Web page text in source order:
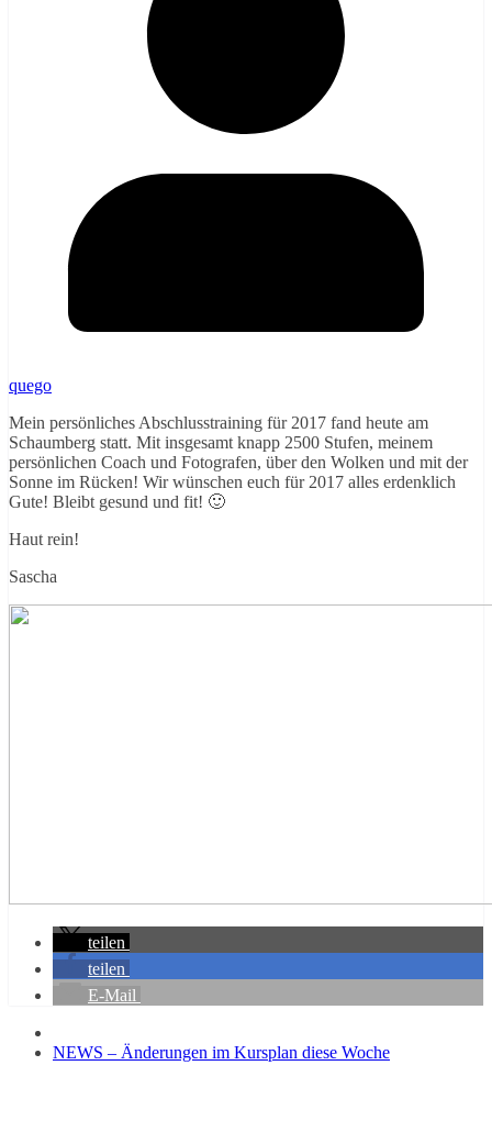
quego
Mein persönliches Abschlusstraining für 2017 fand heute am
Schaumberg statt. Mit insgesamt knapp 2500 Stufen, meinem
persönlichen Coach und Fotografen, über den Wolken und mit der
Sonne im Rücken! Wir wünschen euch für 2017 alles erdenklich
Gute! Bleibt gesund und fit! 🙂
Haut rein!
Sascha
teilen
teilen
E-Mail
NEWS – Änderungen im Kursplan diese Woche